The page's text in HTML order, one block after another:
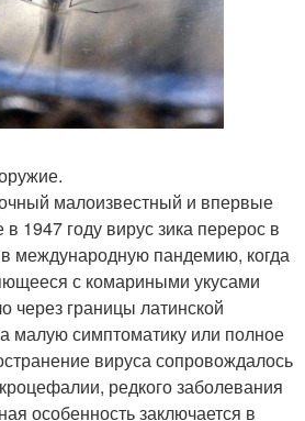
малоизвестный и впервые
1947 году вирус зика перерос в
международную пандемию, когда
с комариными укусами
через границы латинской
малую симптоматику или полное
вируса сопровождалось
редкого заболевания
особенность заключается в